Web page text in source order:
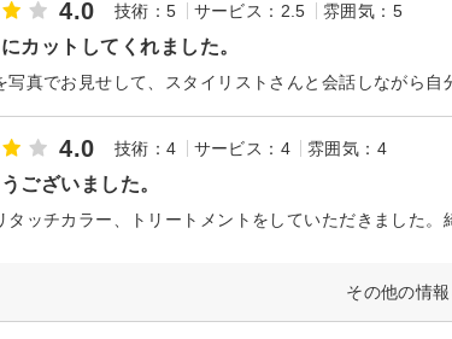
4.0 技術：5 サービス：2.5 雰囲気：5
カットしてくれました。
4.0 技術：4 サービス：4 雰囲気：4
ございました。
タッチカラー、トリートメントをしていただきました。
その他の情